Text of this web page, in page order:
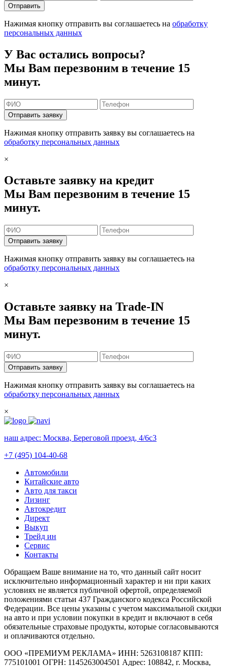
Отправить
Нажимая кнопку отправить вы соглашаетесь на обработку
персональных данных
У Вас остались вопросы?
Мы Вам перезвоним в течение 15
минут.
Отправить заявку
Нажимая кнопку отправить заявку вы соглашаетесь на
обработку персональных данных
×
Оставьте заявку на кредит
Мы Вам перезвоним в течение 15
минут.
Отправить заявку
Нажимая кнопку отправить заявку вы соглашаетесь на
обработку персональных данных
×
Оставьте заявку на Trade-IN
Мы Вам перезвоним в течение 15
минут.
Отправить заявку
Нажимая кнопку отправить заявку вы соглашаетесь на
обработку персональных данных
×
наш адрес: Москва, Береговой проезд, 4/6с3
+7 (495) 104-40-68
Автомобили
Китайские авто
Авто для такси
Лизинг
Автокредит
Директ
Выкуп
Трейд ин
Сервис
Контакты
Обращаем Ваше внимание на то, что данный сайт носит
исключительно информационный характер и ни при каких
условиях не является публичной офертой, определяемой
положениями статьи 437 Гражданского кодекса Российской
Федерации. Все цены указаны с учетом максимальной скидки
на авто и при условии покупки в кредит и включают в себя
обязательные страховые продукты, которые согласовываются
и оплачиваются отдельно.
ООО «ПРЕМИУМ РЕКЛАМА» ИНН: 5263108187 КПП:
775101001 ОГРН: 1145263004501 Адрес: 108842, г. Москва,